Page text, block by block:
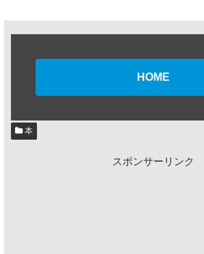
HOME
本
スポンサーリンク